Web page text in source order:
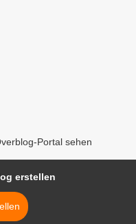
Portal sehen
erstellen